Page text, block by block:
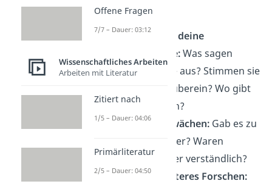
nicht vergessen:
Beziehe dich auf deine
Forschungsfrage:Was sagen
deine Ergebnisse aus? Stimmen sie
mit der Theorie überein? Wo gibt
es Abweichungen?
Sprich über Schwächen: Gab es zu
wenige Teilnehmer? Waren
Antworten schwer verständlich?
Ausblick auf weiteres Forschen:
Offene Fragen
7/7 – Dauer: 03:12
Wissenschaftliches Arbeiten
Arbeiten mit Literatur
Zitiert nach
1/5 – Dauer: 04:06
Primärliteratur
2/5 – Dauer: 04:50